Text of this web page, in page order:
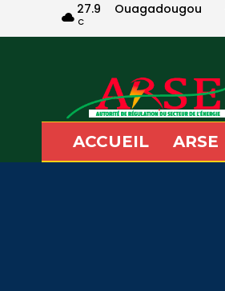
27.9
C
Ouagadougou
ACCUEIL ARSE